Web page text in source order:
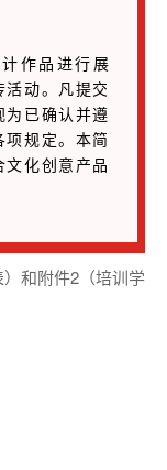
作品进行展
动。凡提交
为已确认并遵
规定。本简
化创意产品
和附件2（培训学